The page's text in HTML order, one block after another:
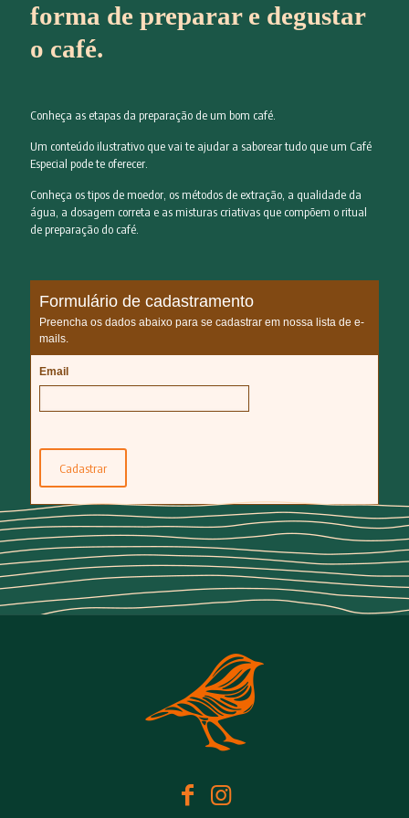
forma de preparar e degustar
o café.
Conheça as etapas da preparação de um bom café.
Um conteúdo ilustrativo que vai te ajudar a saborear tudo que um Café
Especial pode te oferecer.
Conheça os tipos de moedor, os métodos de extração, a qualidade da
água, a dosagem correta e as misturas criativas que compõem o ritual
de preparação do café.
Formulário de cadastramento
Preencha os dados abaixo para se cadastrar em nossa lista de e-
mails.
Email